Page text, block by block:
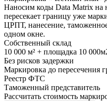
Наносим коды Data Matrix на
пересекает границу уже
ЦРПТ, нанесение,
одном окне.
Собственный склад
10 000 м² + площадка 10
Без рисков задержки
Маркировка до пересечения
Реестр ФТС
Таможенный представитель
Рассчитать стоимость